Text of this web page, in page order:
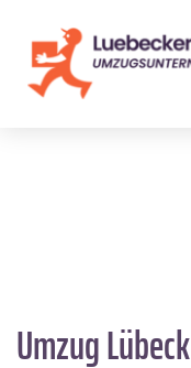
Umzug Lübeck